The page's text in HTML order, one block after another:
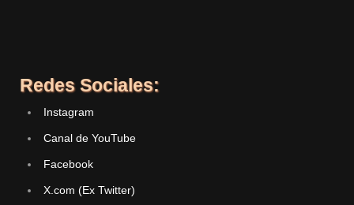
Redes Sociales:
Instagram
Canal de YouTube
Facebook
X.com (Ex Twitter)